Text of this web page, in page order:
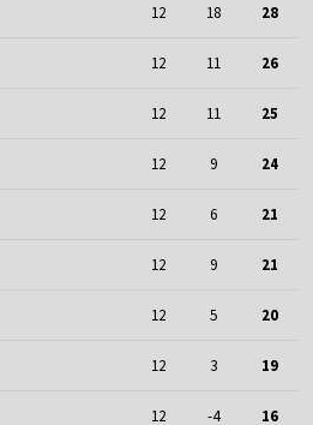
12 18 28
12 11 26
12 11 25
12 9 24
12 6 21
12 9 21
12 5 20
12 3 19
12 -4 16